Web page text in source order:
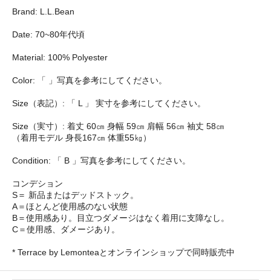
Brand: L.L.Bean
Date: 70~80年代頃
Material: 100% Polyester
Color: 「 」写真を参考にしてください。
Size（表記）: 「 L 」 実寸を参考にしてください。
Size（実寸）: 着丈 60㎝ 身幅 59㎝ 肩幅 56㎝ 袖丈 58㎝
（着用モデル 身長167㎝ 体重55㎏）
Condition: 「 B 」写真を参考にしてください。
コンデション
S＝ 新品またはデッドストック。
A＝ほとんど使用感のない状態
B＝使用感あり。目立つダメージはなく着用に支障なし。
C＝使用感、ダメージあり。
* Terrace by Lemonteaとオンラインショップで同時販売中